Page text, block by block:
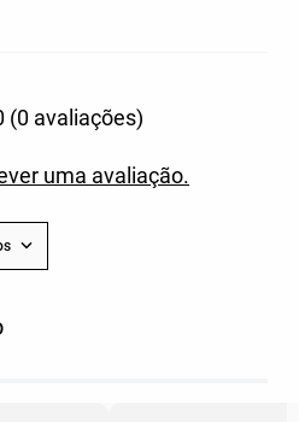
(0 avaliações)
uma avaliação.